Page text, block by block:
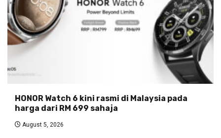
HONOR Watch 6 kini rasmi di Malaysia pada
harga dari RM 699 sahaja
August 5, 2026